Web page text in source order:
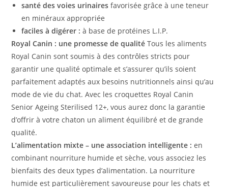
santé des voies urinairesfavorisée grâce à une teneur
en minéraux appropriée
faciles à digérer : à base de protéines L.I.P.
Royal Canin : une promesse de qualité Tous les aliments
Royal Canin sont soumis à des contrôles stricts pour
garantir une qualité optimale et s’assurer qu’ils soient
parfaitement adaptés aux besoins nutritionnels ainsi qu’au
mode de vie du chat. Avec les croquettes Royal Canin
Senior Ageing Sterilised 12+, vous aurez donc la garantie
d’offrir à votre chaton un aliment équilibré et de grande
qualité.
L’alimentation mixte – une association intelligente : en
combinant nourriture humide et sèche, vous associez les
bienfaits des deux types d’alimentation. La nourriture
humide est particulièrement savoureuse pour les chats et